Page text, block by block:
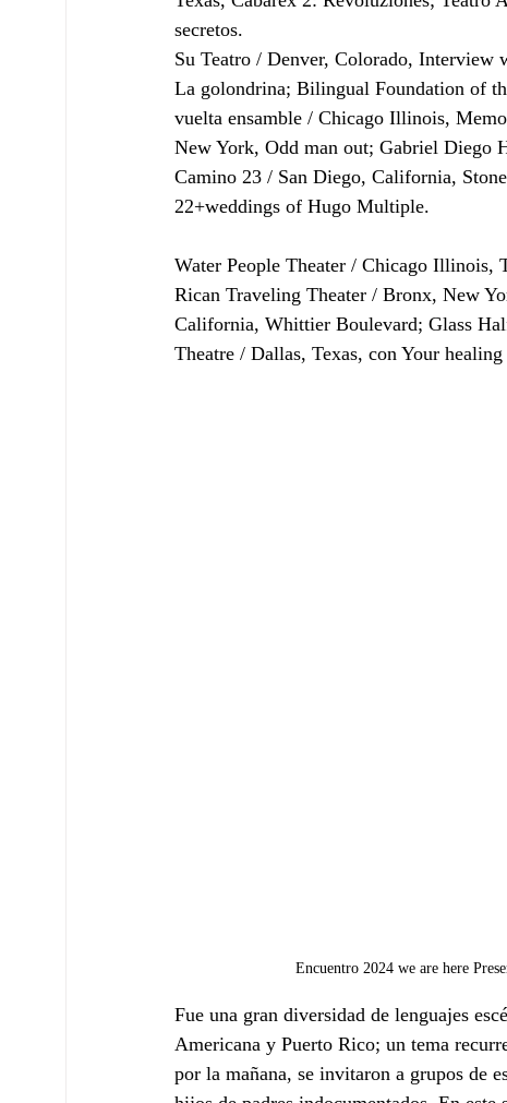
secretos.
Su Teatro / Denver, Colorado,
La golondrina; Bilingual Foundation of
vuelta ensamble / Chicago Illinois,
New York, Odd man out; Gabriel Diego
Camino 23 / San Diego, California,
22+weddings of Hugo Multiple.
Water People Theater / Chicago Illinois,
Rican Traveling Theater / Bronx, New
California, Whittier Boulevard; Glass
Theatre / Dallas, Texas, con Your
Encuentro 2024 we are here
Fue una gran diversidad de lenguajes
Americana y Puerto Rico; un tema
por la mañana, se invitaron a grupos de